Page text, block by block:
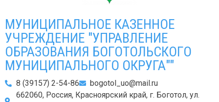
МУНИЦИПАЛЬНОЕ КАЗЕННОЕ
УЧРЕЖДЕНИЕ "УПРАВЛЕНИЕ
ОБРАЗОВАНИЯ БОГОТОЛЬСКОГО
МУНИЦИПАЛЬНОГО ОКРУГА""
8 (39157) 2-54-86
bogotol_uo@mail.ru
662060, Россия, Красноярский край, г. Боготол, ул.